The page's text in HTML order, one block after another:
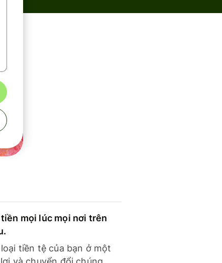
mọi lúc mọi nơi trên
tiền tệ của bạn ở một